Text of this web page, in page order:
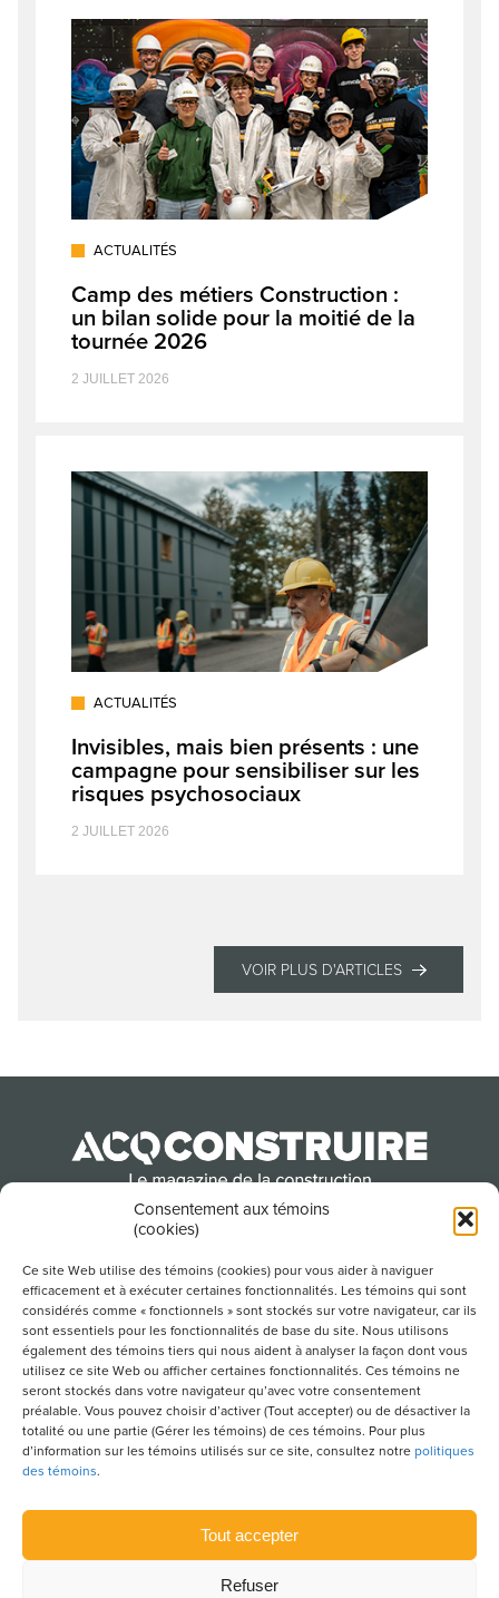
Consentement aux témoins
(cookies)
Ce site Web utilise des témoins (cookies) pour vous aider à naviguer
efficacement et à exécuter certaines fonctionnalités. Les témoins qui sont
considérés comme « fonctionnels » sont stockés sur votre navigateur, car ils
sont essentiels pour les fonctionnalités de base du site. Nous utilisons
également des témoins tiers qui nous aident à analyser la façon dont vous
utilisez ce site Web ou afficher certaines fonctionnalités. Ces témoins ne
seront stockés dans votre navigateur qu’avec votre consentement
préalable. Vous pouvez choisir d’activer (Tout accepter) ou de désactiver la
totalité ou une partie (Gérer les témoins) de ces témoins. Pour plus
d’information sur les témoins utilisés sur ce site, consultez notre politiques
des témoins.
Tout accepter
Refuser
ACTUALITÉS
Camp des métiers Construction :
un bilan solide pour la moitié de la
tournée 2026
2 JUILLET 2026
ACTUALITÉS
Invisibles, mais bien présents : une
campagne pour sensibiliser sur les
risques psychosociaux
2 JUILLET 2026
VOIR PLUS D'ARTICLES
Québec
POUR S’ABONNER À NOTRE INFOLETTRE
LIENS UTILES
POLITIQUE DE CONFIDENTIALITÉ
PLAN DU SITE